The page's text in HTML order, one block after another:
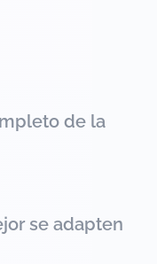
de la
se adapten